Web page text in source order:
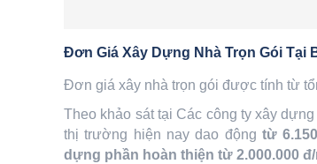
Đơn Giá Xây Dựng Nhà Trọn Gói Tại
Đơn giá xây nhà trọn gói được tính từ
Theo khảo sát tại Các công ty xây
thị trường hiện nay dao động từ
dựng phần hoàn thiện từ 2.000.000 đ/